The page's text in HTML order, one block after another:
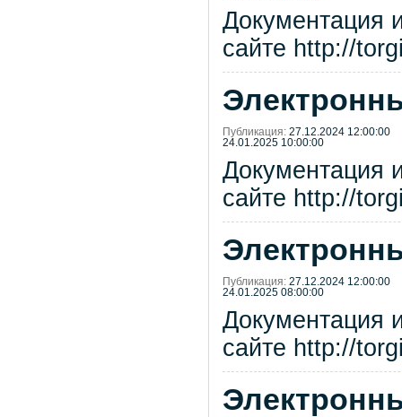
Документация
сайте http://
Публикация: 27.12.2024 12:00:00
24.01.2025 10:00:00
Документация
сайте http://
Публикация: 27.12.2024 12:00:00
24.01.2025 08:00:00
Документация
сайте http://